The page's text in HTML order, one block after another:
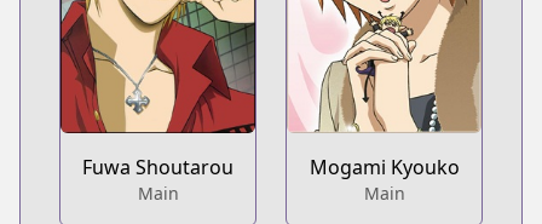
Fuwa Shoutarou
Main
Mogami Kyouko
Main